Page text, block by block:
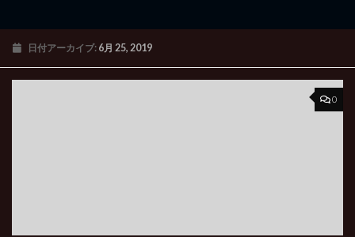
日付アーカイブ: 6月 25, 2019
0